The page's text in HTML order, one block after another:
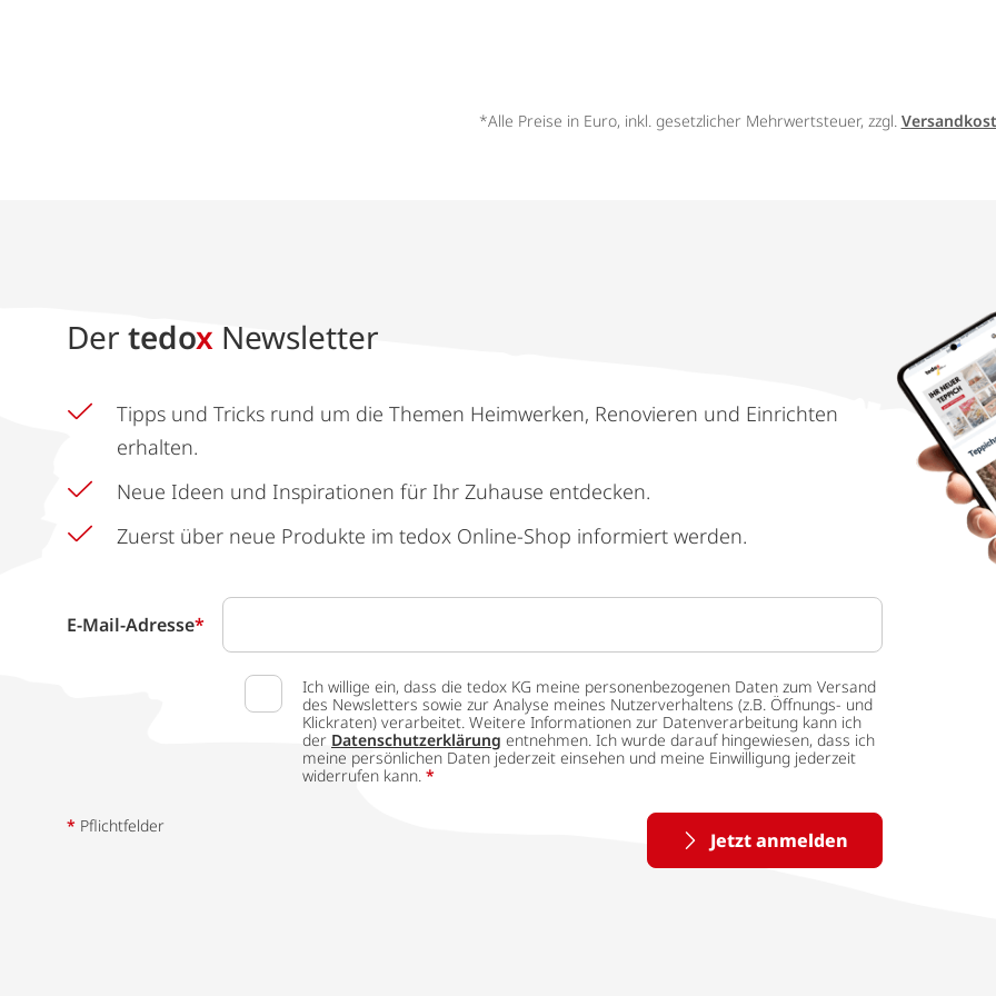
*Alle Preise in Euro, inkl. gesetzlicher Mehrwertsteuer, zzgl.
Der tedox Newsletter
Tipps und Tricks rund um die Themen Heimwerken, Renovieren und Einrichten
erhalten.
Neue Ideen und Inspirationen für Ihr Zuhause entdecken.
Zuerst über neue Produkte im tedox Online-Shop informiert werden.
E-Mail-Adresse*
Ich willige ein, dass die tedox KG meine personenbezogenen Daten zum Versand
des Newsletters sowie zur Analyse meines Nutzerverhaltens (z.B. Öffnungs- und
Klickraten) verarbeitet. Weitere Informationen zur Datenverarbeitung kann ich
der Datenschutzerklärung entnehmen. Ich wurde darauf hingewiesen, dass ich
meine persönlichen Daten jederzeit einsehen und meine Einwilligung jederzeit
widerrufen kann. *
Jetzt anmelden
* Pflichtfelder